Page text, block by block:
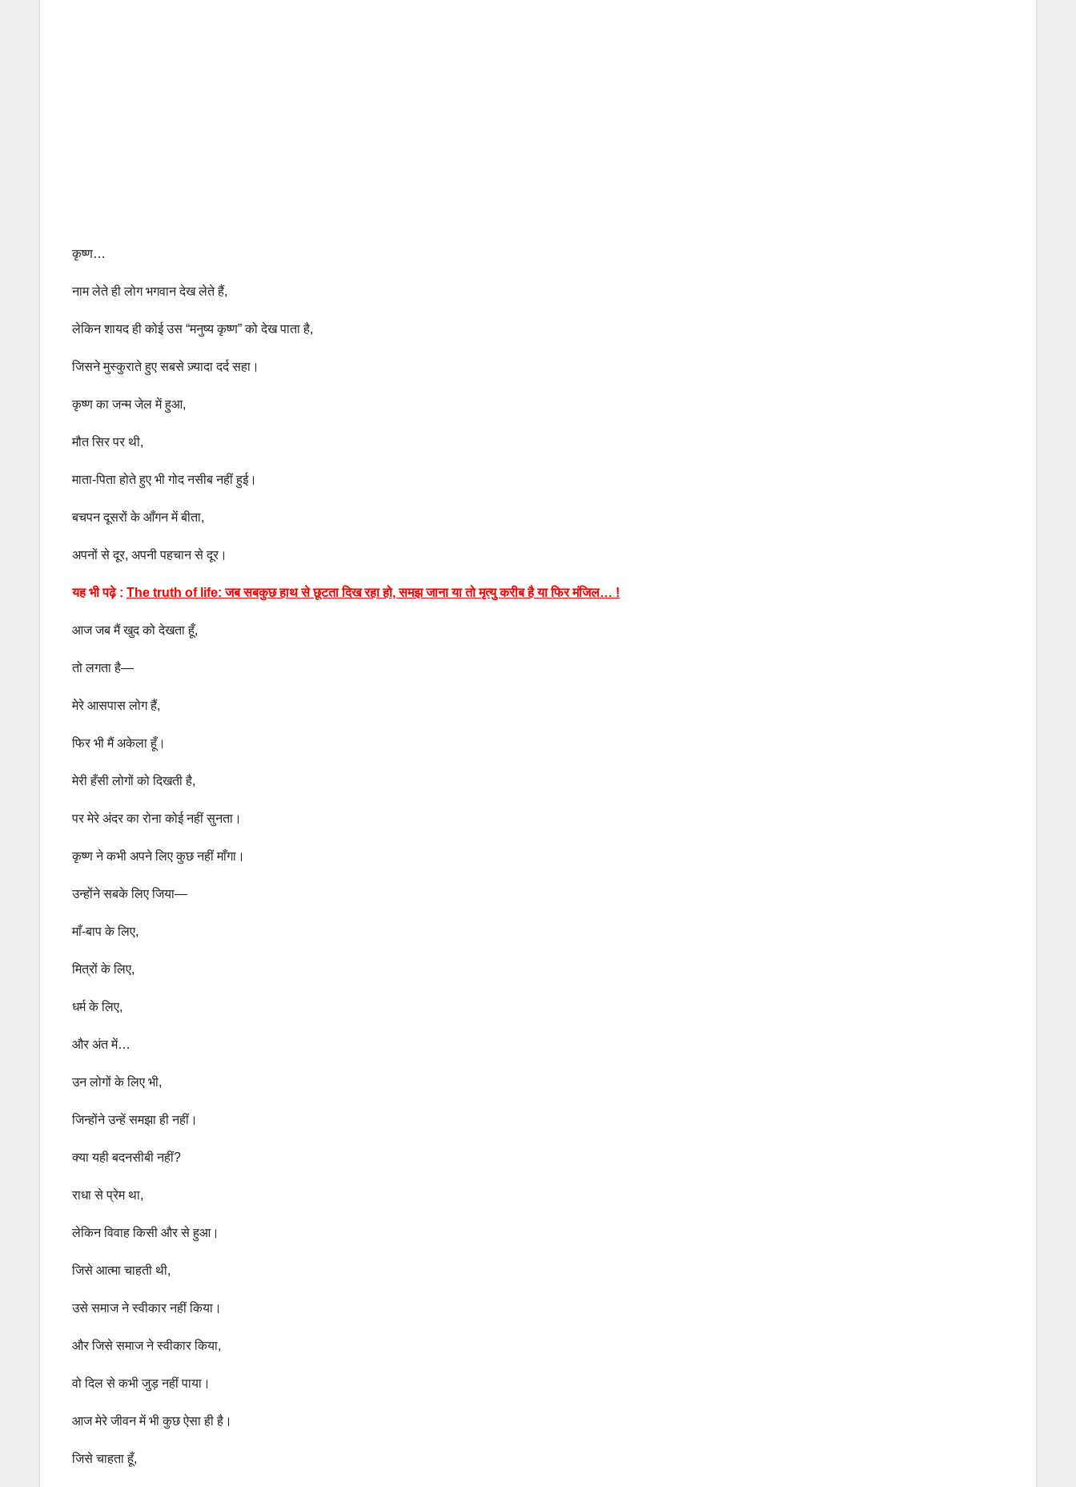
कृष्ण…
नाम लेते ही लोग भगवान देख लेते हैं,
लेकिन शायद ही कोई उस “मनुष्य कृष्ण” को देख पाता है,
जिसने मुस्कुराते हुए सबसे ज़्यादा दर्द सहा।
कृष्ण का जन्म जेल में हुआ,
मौत सिर पर थी,
माता-पिता होते हुए भी गोद नसीब नहीं हुई।
बचपन दूसरों के आँगन में बीता,
अपनों से दूर, अपनी पहचान से दूर।
यह भी पढ़े : The truth of life: जब सबकुछ हाथ से छूटता दिख रहा हो, समझ जाना या तो मृत्यु करीब है या फिर मंजिल… !
आज जब मैं खुद को देखता हूँ,
तो लगता है—
मेरे आसपास लोग हैं,
फिर भी मैं अकेला हूँ।
मेरी हँसी लोगों को दिखती है,
पर मेरे अंदर का रोना कोई नहीं सुनता।
कृष्ण ने कभी अपने लिए कुछ नहीं माँगा।
उन्होंने सबके लिए जिया—
माँ-बाप के लिए,
मित्रों के लिए,
धर्म के लिए,
और अंत में…
उन लोगों के लिए भी,
जिन्होंने उन्हें समझा ही नहीं।
क्या यही बदनसीबी नहीं?
राधा से प्रेम था,
लेकिन विवाह किसी और से हुआ।
जिसे आत्मा चाहती थी,
उसे समाज ने स्वीकार नहीं किया।
और जिसे समाज ने स्वीकार किया,
वो दिल से कभी जुड़ नहीं पाया।
आज मेरे जीवन में भी कुछ ऐसा ही है।
जिसे चाहता हूँ,